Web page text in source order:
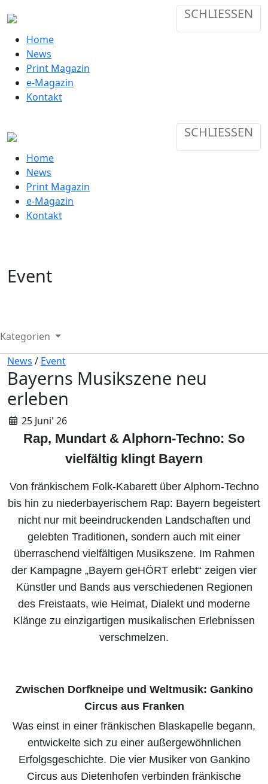
SCHLIESSEN
Home
News
Print Magazin
e-Magazin
Kontakt
SCHLIESSEN
Home
News
Print Magazin
e-Magazin
Kontakt
Event
Kategorien
News / Event
Bayerns Musikszene neu
erleben
25 Juni' 26
Rap, Mundart & Alphorn-Techno: So
vielfältig klingt Bayern
Von fränkischem Folk-Kabarett über Alphorn-Techno
bis hin zu niederbayerischem Rap: Bayern begeistert
nicht nur mit beeindruckenden Landschaften und
gelebten Traditionen, sondern auch mit einer
überraschend vielfältigen Musikszene. Im Rahmen
der Kampagne „Bayern geHÖRT erlebt“ zeigen vier
Künstler und Bands aus verschiedenen Regionen
des Freistaats, wie Heimat, Dialekt und moderne
Klänge zu einzigartigen musikalischen Erlebnissen
verschmelzen.
Zwischen Dorfkneipe und Weltmusik: Gankino
Circus aus Franken
Was einst in einer fränkischen Blaskapelle begann,
entwickelte sich zu einer außergewöhnlichen
Erfolgsgeschichte. Die vier Musiker von Gankino
Circus aus Dietenhofen verbinden fränkische